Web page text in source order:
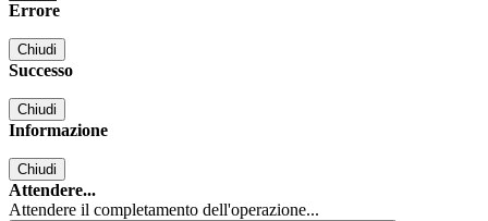
Errore
Chiudi
Successo
Chiudi
Informazione
Chiudi
Attendere...
Attendere il completamento dell'operazione...